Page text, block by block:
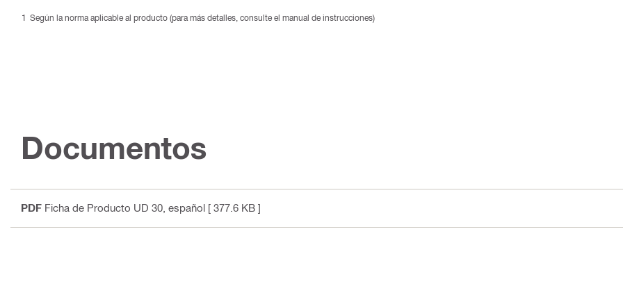
Según la norma aplicable al producto (para más detalles, consulte el manual de instrucciones)
Documentos
PDF Ficha de Producto UD 30 , español [ 377.6 KB ]